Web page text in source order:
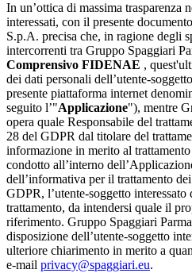
In un’ottica di massima trasparenza
interessati, con il presente
S.p.A. precisa che, in ragione degli
intercorrenti tra Gruppo Spaggiari
Comprensivo FIDENAE ,
dei dati personali dell’utente-
presente piattaforma internet
seguito l’"Applicazione"), mentre
opera quale Responsabile del
28 del GDPR dal titolare del
informazione in merito al
condotto all’interno
dell’informativa per il trattamento
GDPR, l’utente-soggetto
trattamento, da intendersi quale il
riferimento. Gruppo Spaggiari
disposizione dell’utente-soggetto
ulteriore chiarimento in merito a
e-mail privacy@spaggiari.eu.